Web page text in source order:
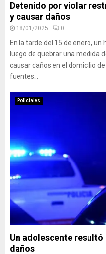
Detenido por violar
y causar daños
18/01/2025 0
En la tarde del 15 de enero,
luego de quebrar una medida
causar daños en el domicilio
fuentes...
Policiales
Un adolescente
daños